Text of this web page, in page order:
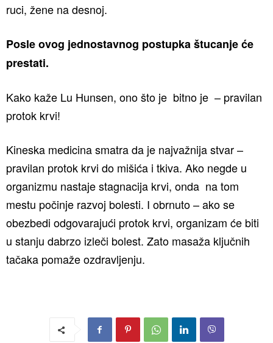
ruci, žene na desnoj.
Posle ovog jednostavnog postupka štucanje će
prestati.
Kako kaže Lu Hunsen, ono što je bitno je – pravilan
protok krvi!
Kineska medicina smatra da je najvažnija stvar –
pravilan protok krvi do mišića i tkiva. Ako negde u
organizmu nastaje stagnacija krvi, onda na tom
mestu počinje razvoj bolesti. I obrnuto – ako se
obezbedi odgovarajući protok krvi, organizam će biti
u stanju dabrzo izleči bolest. Zato masaža ključnih
tačaka pomaže ozdravljenju.